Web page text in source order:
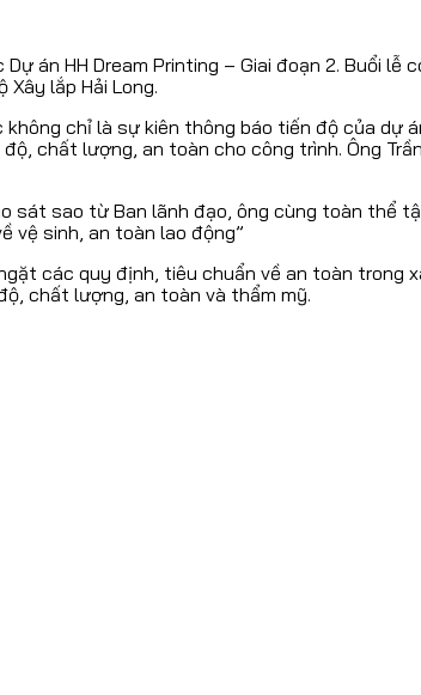
án HH Dream Printing – Giai đoạn 2. Buổi lễ
lắp Hải Long.
chỉ là sự kiên thông báo tiến độ của
chất lượng, an toàn cho công trình. Ông
sát sao từ Ban lãnh đạo, ông cùng toàn thể
vệ sinh, an toàn lao động”
các quy định, tiêu chuẩn về an toàn trong
chất lượng, an toàn và thẩm mỹ.